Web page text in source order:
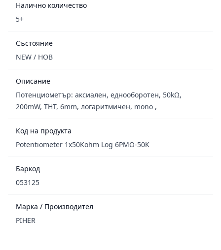
Налично количество
5+
Състояние
NEW / НОВ
Описание
Потенциометър: аксиален, еднооборотен, 50kΩ,
200mW, THT, 6mm, логаритмичен, mono ,
Код на продукта
Potentiometer 1x50Kohm Log 6PMO-50K
Баркод
053125
Марка / Производител
PIHER